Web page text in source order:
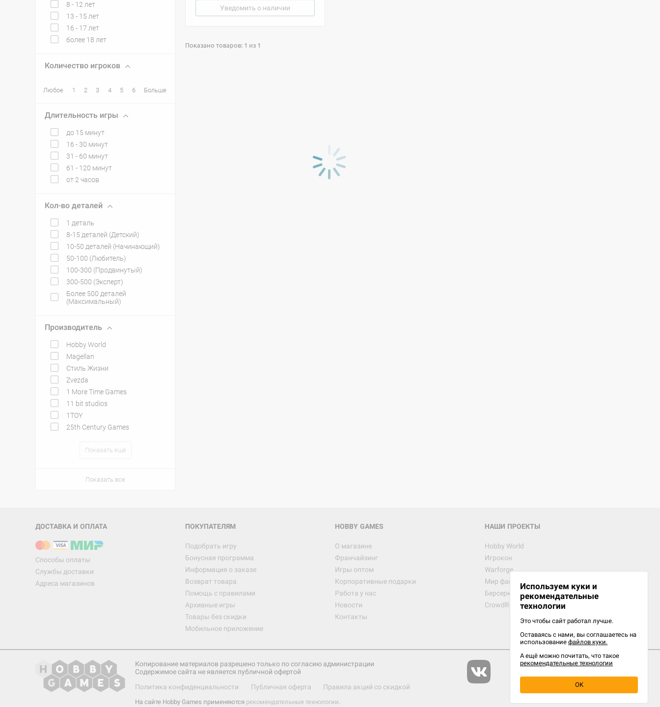
8 - 12 лет
13 - 15 лет
16 - 17 лет
более 18 лет
Количество игроков
Любое 1 2 3 4 5 6 Больше
Длительность игры
до 15 минут
16 - 30 минут
31 - 60 минут
61 - 120 минут
от 2 часов
Кол-во деталей
1 деталь
8-15 деталей (Детский)
10-50 деталей (Начинающий)
50-100 (Любитель)
100-300 (Продвинутый)
300-500 (Эксперт)
Более 500 деталей
(Максимальный)
Производитель
Hobby World
Magellan
Стиль Жизни
Zvezda
1 More Time Games
11 bit studios
1TOY
25th Century Games
Показать ещё
Показать все
Уведомить о наличии
Показано товаров: 1 из 1
ДОСТАВКА И ОПЛАТА
Способы оплаты
Службы доставки
Адреса магазинов
ПОКУПАТЕЛЯМ
Подобрать игру
Бонусная программа
Информация о заказе
Возврат товара
Помощь с правилами
Архивные игры
Товары без скидки
Мобильное приложение
HOBBY GAMES
О магазине
Франчайзинг
Игры оптом
Корпоративные подарки
Работа у нас
Новости
Контакты
НАШИ ПРОЕКТЫ
Hobby World
Игрокон
Warforge
Мир фантастики
Берсерк
CrowdRepublic
Копирование материалов разрешено только по согласию администрации
Содержимое сайта не является публичной офертой
Политика конфиденциальности
Публичная оферта Правила акций со скидкой
На сайте Hobby Games применяются рекомендательные технологии.
Используем куки и
рекомендательные
технологии
Это чтобы сайт работал лучше.
Оставаясь с нами, вы соглашаетесь на
использование файлов куки.
А ещё можно почитать, что такое
рекомендательные технологии
OK